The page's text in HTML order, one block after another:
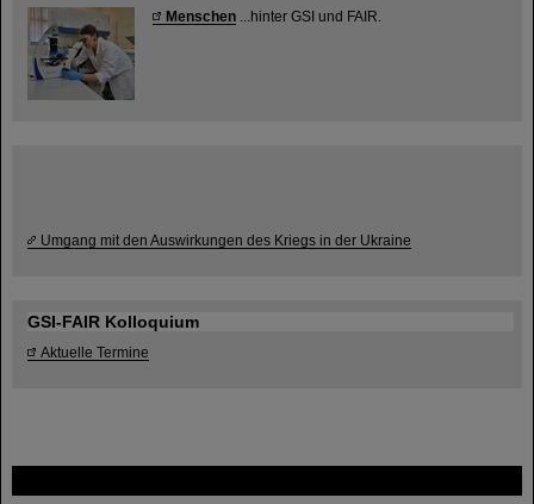
Menschen ...hinter GSI und FAIR.
Umgang mit den Auswirkungen des Kriegs in der Ukraine
GSI-FAIR Kolloquium
Aktuelle Termine